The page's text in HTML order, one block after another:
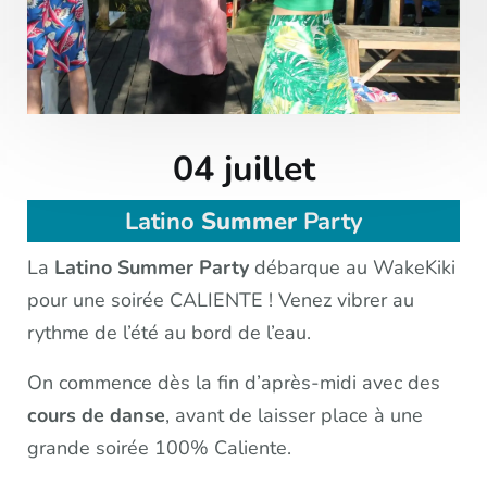
04 juillet
Latino Summer Party
La Latino Summer Party débarque au WakeKiki
pour une soirée CALIENTE ! Venez vibrer au
rythme de l’été au bord de l’eau.
On commence dès la fin d’après-midi avec des
cours de danse, avant de laisser place à une
grande soirée 100% Caliente.